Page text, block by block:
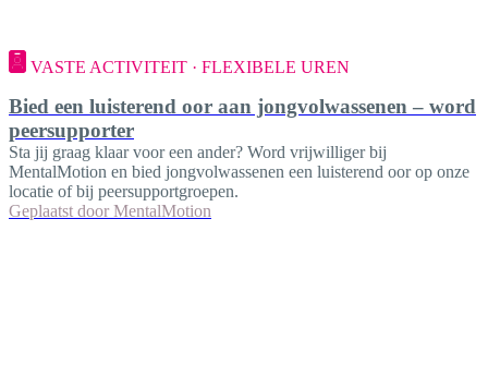
VASTE ACTIVITEIT · FLEXIBELE UREN
Bied een luisterend oor aan jongvolwassenen – word
peersupporter
Sta jij graag klaar voor een ander? Word vrijwilliger bij
MentalMotion en bied jongvolwassenen een luisterend oor op onze
locatie of bij peersupportgroepen.
Geplaatst door MentalMotion